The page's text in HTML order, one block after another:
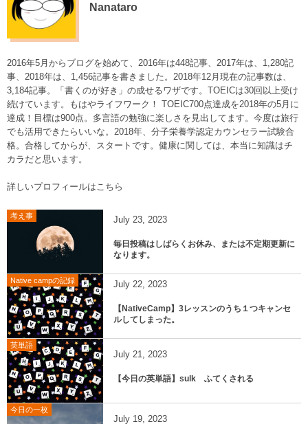
Nanataro
2016年5月からブログを始めて、2016年は448記事、2017年は、1,280記
事、2018年は、1,456記事を書きました。2018年12月現在の記事数は、
3,184記事。「書くのが好き」の成せるワザです。TOEICは30回以上受け
続けています。もはやライフワーク！ TOEIC700点達成を2018年の5月に
達成！目標は900点。多言語の勉強に楽しさを見出してます。今度は旅行
でも活用できたらいいな。2018年、分子栄養学認定カウンセラー試験合
格。合格してからが、スタートです。健康に関しては、本当に知識はチ
カラだと思います。
詳しいプロフィールはこちら
考え事 July 23 2023
毎日投稿はしばらくお休み、または不定期更新に
なります。
Native campの記録 July 22 2023
【NativeCamp】3レッスンのうち１つキャンセ
ルしてしまった。
英単語
July 21 2023
【今日の英単語】sulk ふてくされる
今日の一枚
July 19 2023